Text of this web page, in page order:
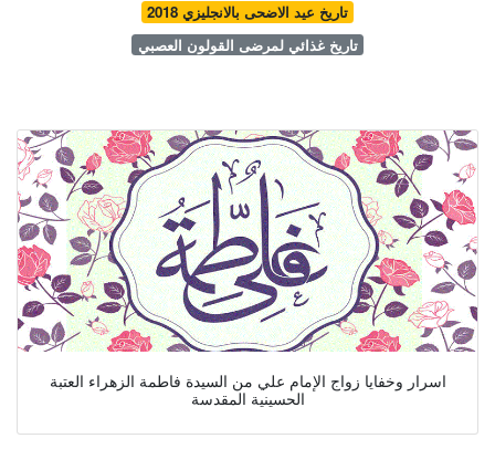
تاريخ عيد الاضحى بالانجليزي 2018
تاريخ غذائي لمرضى القولون العصبي
اسرار وخفايا زواج الإمام علي من السيدة فاطمة الزهراء العتبة
الحسينية المقدسة